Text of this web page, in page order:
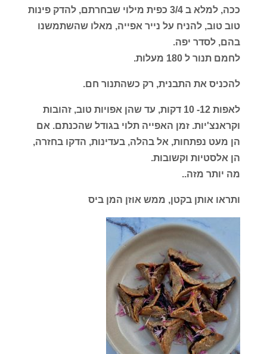
ככה, למלא ב 3/4 כפית מילוי שבחרתם, להדק פינות
טוב טוב, להניח על נייר אפייה, מאלו שהשתמשנו
בהם, לסדר יפה.
לחמם תנור ל 180 מעלות.
להכניס את התבנית, רק כשהתנור חם.
לאפות 12- 10 דקות, עד שהן אפויות טוב, זהובות
וקראנצ'יות. זמן האפייה תלוי בגודל שהכנתם. אם
הן מעט נפתחות, אל בהלה, בעדינות, הדקו בחזרה,
הן אלסטיות וקשובות.
מה יותר מזה..
ותראו אותן בקטן, ממש אוזן המן ביס